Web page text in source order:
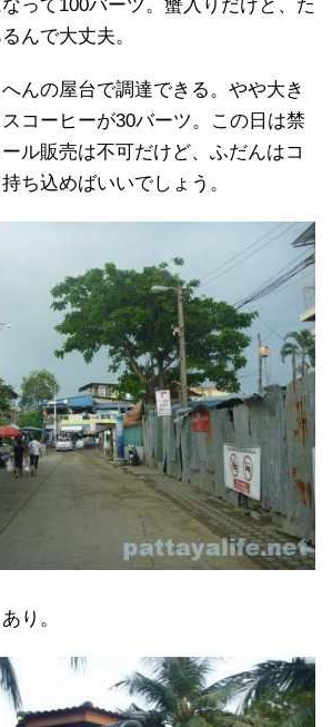
って100バーツ。蟹入りだけと、た
んで大丈夫。
んの屋台で調達できる。やや大き
コーヒーが30バーツ。この日は禁
ル販売は不可だけど、ふだんはコ
ち込めばいいでしょう。
り。